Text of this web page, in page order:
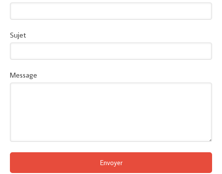
Sujet
Message
Envoyer